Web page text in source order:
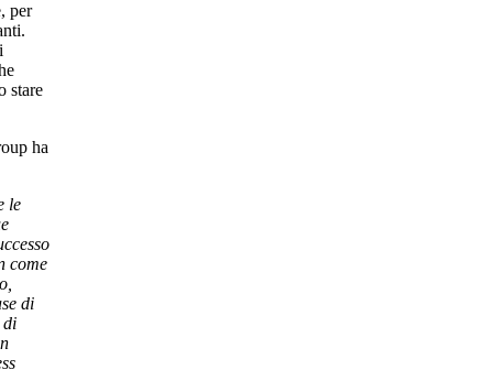
per
stare
ha
le
come
di
di